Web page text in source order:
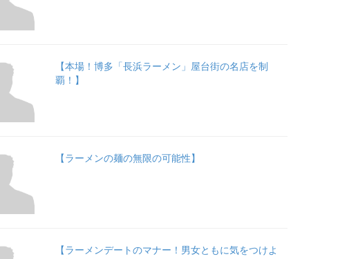
【本場！博多「長浜ラーメン」屋台街の名店を制
覇！】
【ラーメンの麺の無限の可能性】
【ラーメンデートのマナー！男女ともに気をつけよ